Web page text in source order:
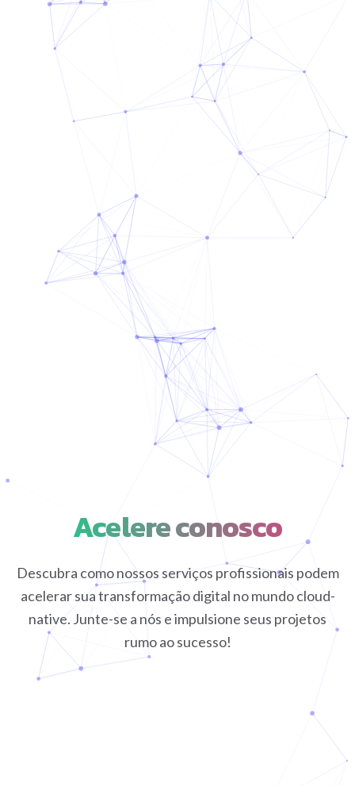
Acelere conosco
Descubra como nossos serviços profissionais podem
acelerar sua transformação digital no mundo cloud-
native. Junte-se a nós e impulsione seus projetos
rumo ao sucesso!